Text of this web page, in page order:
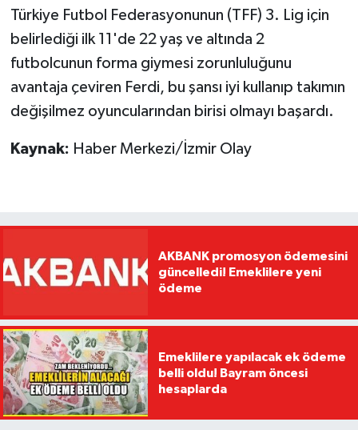
Türkiye Futbol Federasyonunun (TFF) 3. Lig için
belirlediği ilk 11'de 22 yaş ve altında 2
futbolcunun forma giymesi zorunluluğunu
avantaja çeviren Ferdi, bu şansı iyi kullanıp takımın
değişilmez oyuncularından birisi olmayı başardı.
Kaynak: Haber Merkezi/İzmir Olay
AKBANK promosyon ödemesini
güncelledi! Emeklilere yeni
ödeme
Emeklilere yapılacak ek ödeme
belli oldu! Bayram öncesi
hesaplarda